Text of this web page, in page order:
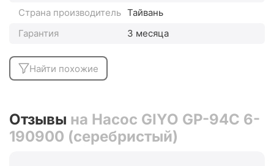
Страна производитель Тайвань
Гарантия
3 месяца
Найти похожие
Отзывы на Насос GIYO GP-94C 6-
190900 (серебристый)